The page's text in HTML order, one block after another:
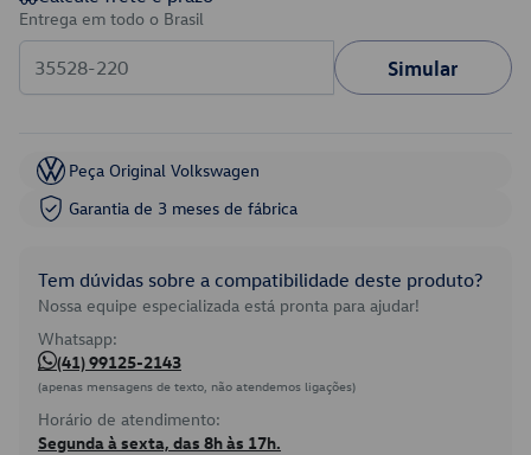
Entrega em todo o Brasil
Simular
Peça Original Volkswagen
Garantia de 3 meses de fábrica
Tem dúvidas sobre a compatibilidade deste produto?
Nossa equipe especializada está pronta para ajudar!
Whatsapp:
(41) 99125-2143
(apenas mensagens de texto, não atendemos ligações)
Horário de atendimento:
Segunda à sexta, das 8h às 17h.